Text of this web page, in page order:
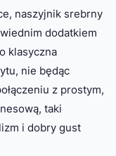
naszyjnik srebrny
dodatkiem
klasyczna
nie będąc
z prostym,
taki
i dobry gust